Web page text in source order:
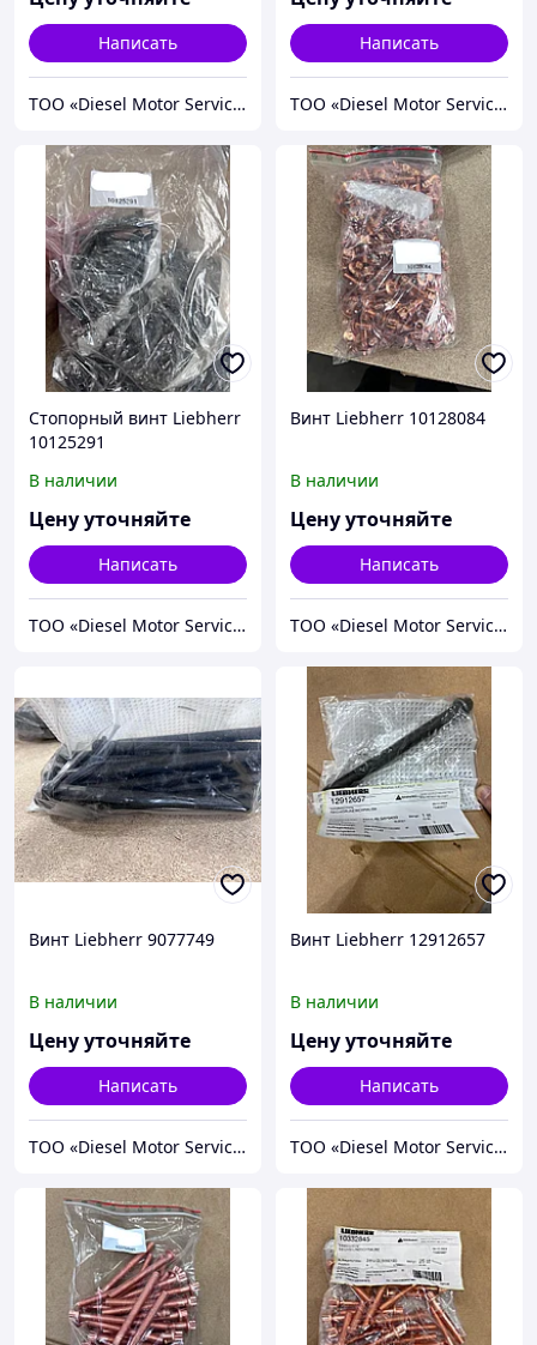
Написать
TOO «Diesel Motor Service»
Написать
TOO «Diesel Motor Service»
Стопорный винт Liebherr
10125291
В наличии
Цену уточняйте
Написать
TOO «Diesel Motor Service»
Винт Liebherr 10128084
В наличии
Цену уточняйте
Написать
TOO «Diesel Motor Service»
Винт Liebherr 9077749
В наличии
Цену уточняйте
Написать
TOO «Diesel Motor Service»
Винт Liebherr 12912657
В наличии
Цену уточняйте
Написать
TOO «Diesel Motor Service»